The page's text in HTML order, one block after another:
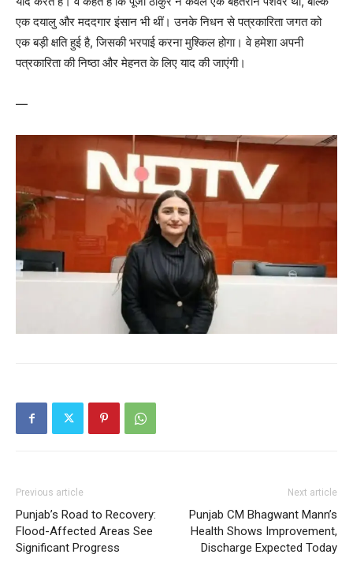
एक दयालु और मददगार इंसान भी थीं। उनके निधन से पत्रकारिता जगत को
एक बड़ी क्षति हुई है, जिसकी भरपाई करना मुश्किल होगा। वे हमेशा अपनी
पत्रकारिता की निष्ठा और मेहनत के लिए याद की जाएंगी।
—
Previous article
Punjab’s Road to Recovery:
Flood-Affected Areas See
Significant Progress
Next article
Punjab CM Bhagwant Mann’s
Health Shows Improvement,
Discharge Expected Today